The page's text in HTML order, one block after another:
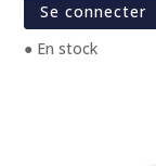
Se connecter
● En stock